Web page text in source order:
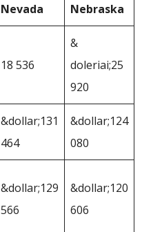
Nevada Nebraska
18 536
&
doleriai;25
920
&dollar;131
464
&dollar;124
080
&dollar;129
566
&dollar;120
606